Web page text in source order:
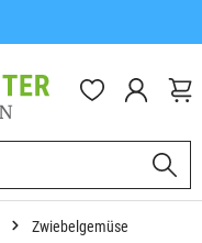
Zwiebelgemüse